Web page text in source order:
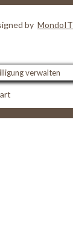
by MondoIT
verwalten